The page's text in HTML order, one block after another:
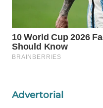
Advertorial